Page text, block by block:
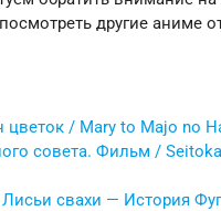
другие аниме
/ Mary to Majo no
совета. Фильм /
свахи — История